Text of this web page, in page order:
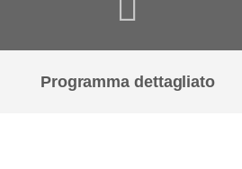
Programma dettagliato